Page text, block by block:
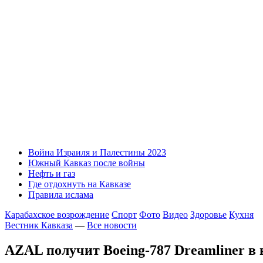
Война Израиля и Палестины 2023
Южный Кавказ после войны
Нефть и газ
Где отдохнуть на Кавказе
Правила ислама
Карабахское возрождение Спорт Фото Видео Здоровье Кухня
Вестник Кавказа — Все новости
AZAL получит Boeing-787 Dreamliner в